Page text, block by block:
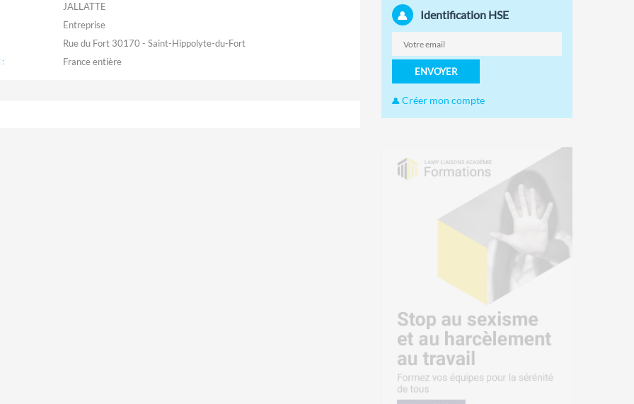
JALLATTE
Entreprise
Rue du Fort 30170 - Saint-Hippolyte-du-Fort
:
Identification HSE
ENVOYER
Créer mon compte